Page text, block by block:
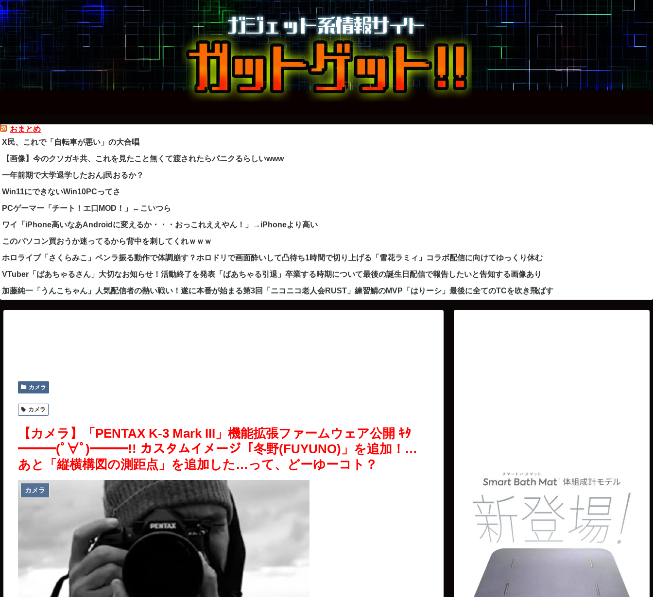
おまとめ
X民、これで「自転車が悪い」の大合唱
【画像】今のクソガキ共、これを見たこと無くて渡されたらパニクるらしいwww
一年前期で大学退学したおんj民おるか？
Win11にできないWin10PCってさ
PCゲーマー「チート！エ口MOD！」←こいつら
ワイ「iPhone高いなあAndroidに変えるか・・・おっこれええやん！」→iPhoneより高い
このパソコン買おうか迷ってるから背中を刺してくれｗｗｗ
ホロライブ「さくらみこ」ペンラ振る動作で体調崩す？ホロドリで画面酔いして凸待ち1時間で切り上げる「雪花ラミィ」コラボ配信に向けてゆっくり休む
VTuber「ばあちゃるさん」大切なお知らせ！活動終了を発表「ばあちゃる引退」卒業する時期について最後の誕生日配信で報告したいと告知する画像あり
加藤純一「うんこちゃん」人気配信者の熱い戦い！遂に本番が始まる第3回「ニコニコ老人会RUST」練習鯖のMVP「はりーシ」最後に全てのTCを吹き飛ばす
カメラ
カメラ
【カメラ】「PENTAX K-3 Mark III」機能拡張ファームウェア公開 ｷﾀ
━━━(ﾟ∀ﾟ)━━━!! カスタムイメージ「冬野(FUYUNO)」を追加！…
あと「縦横構図の測距点」を追加した…って、どーゆーコト？
カメラ